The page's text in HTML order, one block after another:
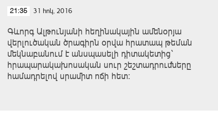
21:35 31 հոկ, 2016
Գևորգ Ալթունյանի հեղինակային ամենօրյա
վերլուծական ծրագիրն օրվա հրատապ թեման
մեկնաբանում է անսպասելի դիտակետից`
հրապարակախոսական սուր շեշտադրումները
համադրելով սրամիտ ոճի հետ: